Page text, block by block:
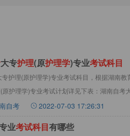
大专护理(原护理学)专业考试科目
护理(原护理学)专业考试科目，根据湖南
护理学)专业考试计划详见下表：湖南自考
自考 2022-07-03 17:26:31
业考试科目有哪些